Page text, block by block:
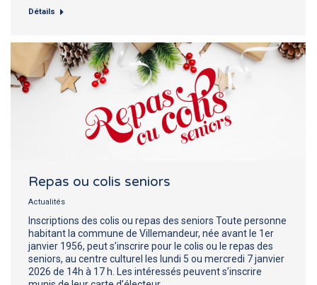
Détails
Repas ou colis seniors
Actualités
Inscriptions des colis ou repas des seniors Toute personne
habitant la commune de Villemandeur, née avant le 1er
janvier 1956, peut s’inscrire pour le colis ou le repas des
seniors, au centre culturel les lundi 5 ou mercredi 7 janvier
2026 de 14h à 17 h. Les intéressés peuvent s’inscrire